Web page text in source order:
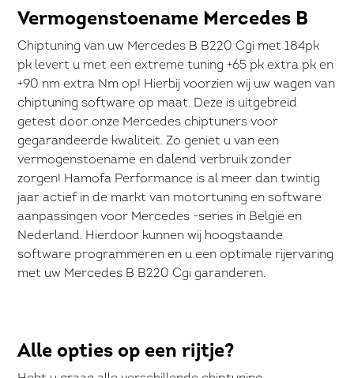
Vermogenstoename Mercedes B
Chiptuning van uw Mercedes B B220 Cgi met 184pk
pk levert u met een extreme tuning +65 pk extra pk en
+90 nm extra Nm op! Hierbij voorzien wij uw wagen van
chiptuning software op maat. Deze is uitgebreid
getest door onze Mercedes chiptuners voor
gegarandeerde kwaliteit. Zo geniet u van een
vermogenstoename en dalend verbruik zonder
zorgen! Hamofa Performance is al meer dan twintig
jaar actief in de markt van motortuning en software
aanpassingen voor Mercedes -series in België en
Nederland. Hierdoor kunnen wij hoogstaande
software programmeren en u een optimale rijervaring
met uw Mercedes B B220 Cgi garanderen.
Alle opties op een rijtje?